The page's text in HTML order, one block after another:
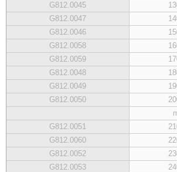
G812.0045
G812.0047
G812.0046
G812.0058
G812.0059
G812.0048
G812.0049
G812.0050
G812.0051
G812.0060
G812.0052
G812.0053